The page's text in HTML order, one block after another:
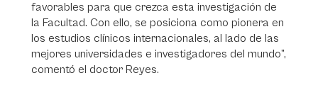
favorables para que crezca esta investigación de
la Facultad. Con ello, se posiciona como pionera en
los estudios clínicos internacionales, al lado de las
mejores universidades e investigadores del mundo”,
comentó el doctor Reyes.